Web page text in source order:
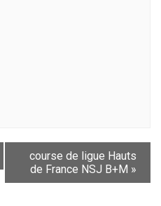
course de ligue Hauts
de France NSJ B+M »